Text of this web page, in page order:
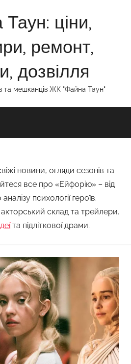
ціни,
ремонт,
дозвілля
та мешканців ЖК "Файна Таун"
новини, огляди сезонів та
все про «Ейфорію» – від
психології героїв.
склад та трейлери.
та підліткової драми.